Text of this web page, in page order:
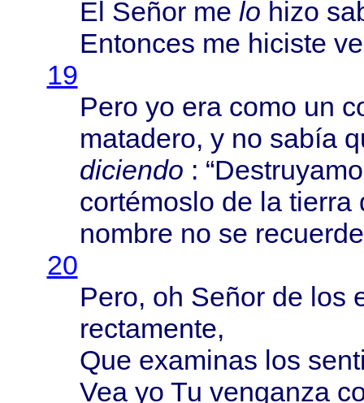
El Señorme lo hizo
Entonces me hiciste
19
Pero yo era como un
matadero, y no sabía
diciendo : “
cortémoslo de la tierra
nombre no se recuerde
20
Pero, oh Señorde los
rectamente,
Que examinas los
Vea yo Tu venganza